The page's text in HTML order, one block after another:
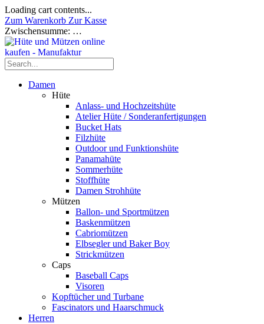
Loading cart contents...
Zum Warenkorb Zur Kasse
Zwischensumme: …
Damen
Hüte
Anlass- und Hochzeitshüte
Atelier Hüte / Sonderanfertigungen
Bucket Hats
Filzhüte
Outdoor und Funktionshüte
Panamahüte
Sommerhüte
Stoffhüte
Damen Strohhüte
Mützen
Ballon- und Sportmützen
Baskenmützen
Cabriomützen
Elbsegler und Baker Boy
Strickmützen
Caps
Baseball Caps
Visoren
Kopftücher und Turbane
Fascinators und Haarschmuck
Herren